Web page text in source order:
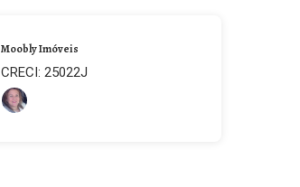
Moobly Imóveis
CRECI: 25022J